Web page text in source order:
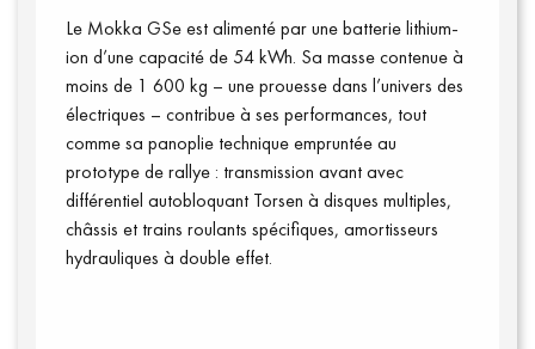
Le Mokka GSe est alimenté par une batterie lithium-
ion d’une capacité de 54 kWh. Sa masse contenue à
moins de 1 600 kg – une prouesse dans l’univers des
électriques – contribue à ses performances, tout
comme sa panoplie technique empruntée au
prototype de rallye : transmission avant avec
différentiel autobloquant Torsen à disques multiples,
châssis et trains roulants spécifiques, amortisseurs
hydrauliques à double effet.